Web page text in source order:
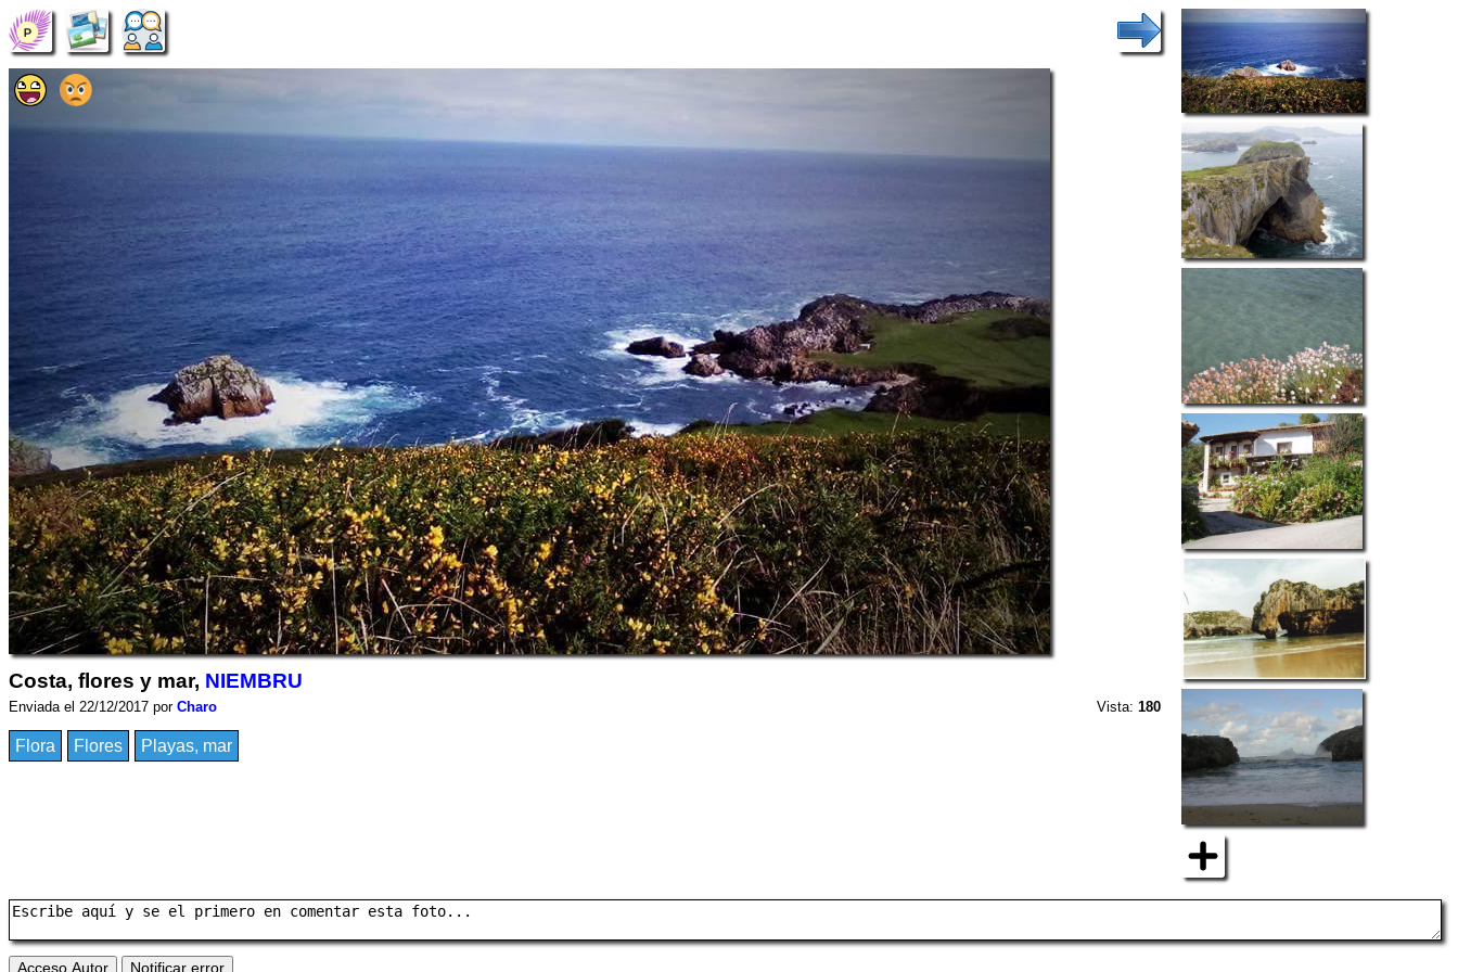
Costa, flores y mar, NIEMBRU
Enviada el 22/12/2017 por Charo Vista:180
Flora Flores Playas, mar